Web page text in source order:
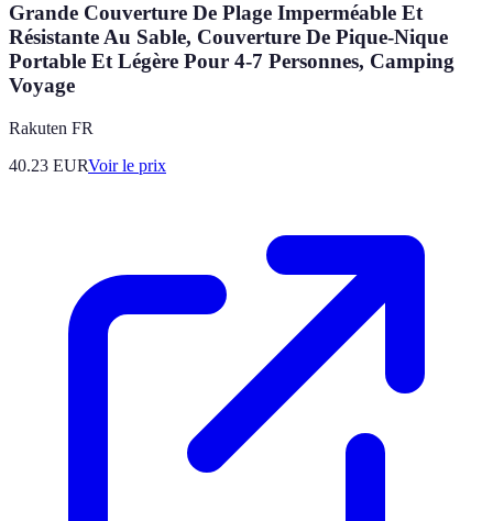
Grande Couverture De Plage Imperméable Et
Résistante Au Sable, Couverture De Pique-Nique
Portable Et Légère Pour 4-7 Personnes, Camping
Voyage
Rakuten FR
40.23 EURVoir le prix